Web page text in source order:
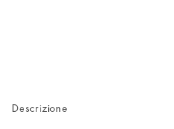
Descrizione